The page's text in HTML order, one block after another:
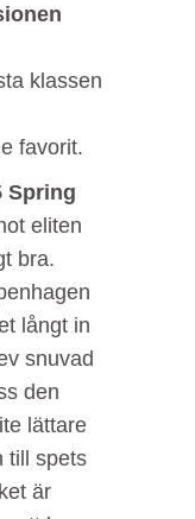
klassen
favorit.
Spring
eliten
bra.
långt in
snuvad
den
lättare
till spets
är